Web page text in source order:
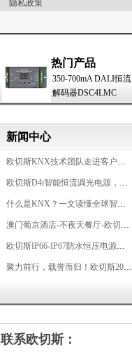
隐私政策
热门产品
350-700mA DALI恒流
解码器DSC4LMC
新闻中心
欧切斯KNX技术团队走进客户企业，为智能照明项目提供专业技术支持
欧切斯D4i智能恒流调光电源，引领未来照明生态
什么是KNX？一文读懂全球智能建筑控制标准
澳门葡京酒店-不夜天餐厅-欧切斯KNX智能控制系统打造高端智慧空间
欧切斯IP66-IP67防水恒压电源，无惧风雨，智稳如一
聚力前行，载誉而归！欧切斯2026光亚展完美收官
联系欧切斯：